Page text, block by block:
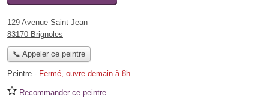
129 Avenue Saint Jean
83170 Brignoles
📞 Appeler ce peintre
Peintre - Fermé, ouvre demain à 8h
Recommander ce peintre